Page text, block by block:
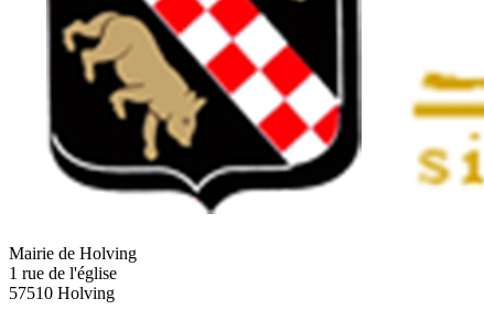
Mairie de Holving
1 rue de l'église
57510 Holving